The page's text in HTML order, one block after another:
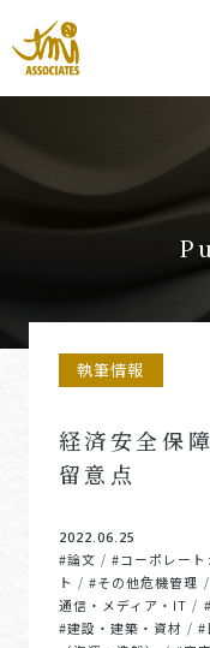
執筆情報
経済安全保
留意点
2022.06.25
#論文 / #コーポレート
ト / #その他危機管理 /
通信・メディア・IT /
#建設・建築・資材 /#